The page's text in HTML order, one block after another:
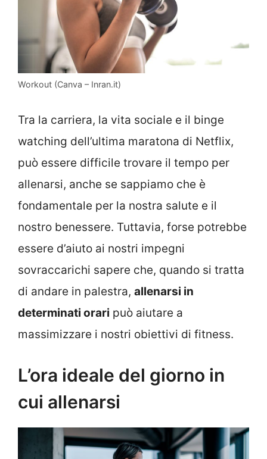
Workout (Canva – Inran.it)
Tra la carriera, la vita sociale e il binge
watching dell’ultima maratona di Netflix,
può essere difficile trovare il tempo per
allenarsi, anche se sappiamo che è
fondamentale per la nostra salute e il
nostro benessere. Tuttavia, forse potrebbe
essere d’aiuto ai nostri impegni
sovraccarichi sapere che, quando si tratta
di andare in palestra, allenarsi in
determinati orari può aiutare a
massimizzare i nostri obiettivi di fitness.
L’ora ideale del giorno in
cui allenarsi